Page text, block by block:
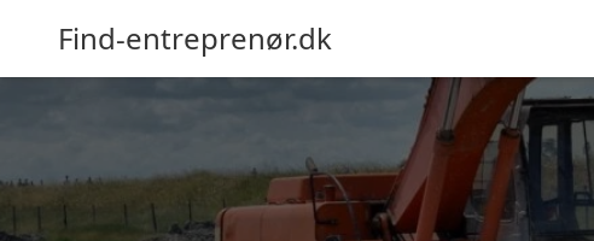
Find-entreprenør.dk